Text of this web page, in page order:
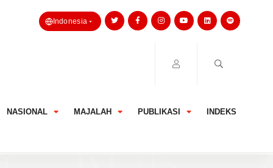
Indonesia
NASIONAL MAJALAH PUBLIKASI INDEKS